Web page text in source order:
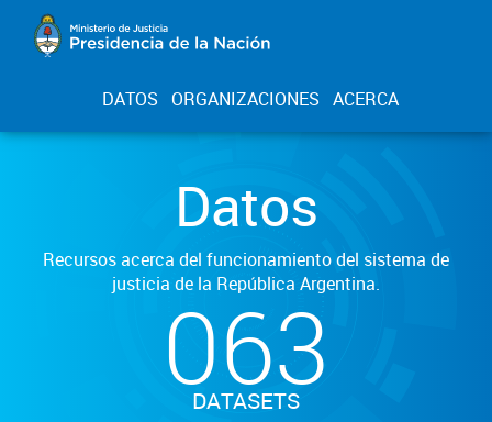
DATOS ORGANIZACIONES ACERCA
Datos
Recursos acerca del funcionamiento del sistema de
justicia de la República Argentina.
063
DATASETS